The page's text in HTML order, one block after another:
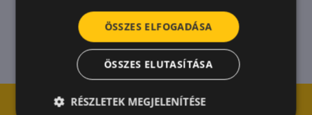
ÖSSZES ELFOGADÁSA
ÖSSZES ELUTASÍTÁSA
RÉSZLETEK MEGJELENÍTÉSE